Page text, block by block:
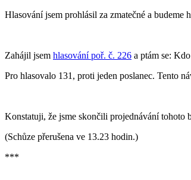
Hlasování jsem prohlásil za zmatečné a budeme
Zahájil jsem hlasování poř. č. 226 a ptám se:
Pro hlasovalo 131, proti jeden poslanec. Tento
Konstatuji, že jsme skončili projednávání tohoto
(Schůze přerušena ve 13.23 hodin.)
***